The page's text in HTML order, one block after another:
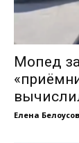
Мопед
Елена